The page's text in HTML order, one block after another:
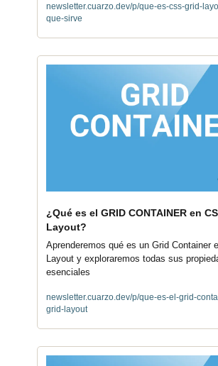
newsletter.cuarzo.dev/p/que-es-css-grid-
que-sirve
¿Qué es el GRID CONTAINER en
Layout?
Aprenderemos qué es un Grid Container
Layout y exploraremos todas sus
esenciales
newsletter.cuarzo.dev/p/que-es-el-grid-
grid-layout